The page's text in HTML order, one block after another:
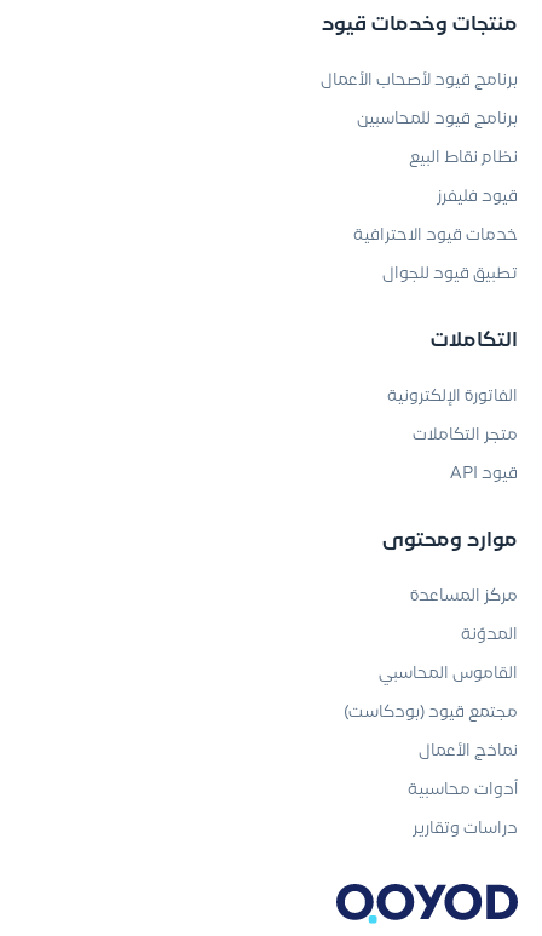
منتجات وخدمات قيود
برنامج قيود لأصحاب الأعمال
برنامج قيود للمحاسبين
نظام نقاط البيع
قيود فليفرز
خدمات قيود الاحترافية
تطبيق قيود للجوال
التكاملات
الفاتورة الإلكترونية
متجر التكاملات
قيود API
موارد ومحتوى
مركز المساعدة
المدوّنة
القاموس المحاسبي
مجتمع قيود (بودكاست)
نماذج الأعمال
أدوات محاسبية
دراسات وتقارير